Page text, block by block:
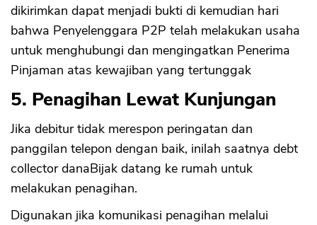
dikirimkan dapat menjadi bukti di kemudian hari
bahwa Penyelenggara P2P telah melakukan usaha
untuk menghubungi dan mengingatkan Penerima
Pinjaman atas kewajiban yang tertunggak
5. Penagihan Lewat Kunjungan
Jika debitur tidak merespon peringatan dan
panggilan telepon dengan baik, inilah saatnya debt
collector danaBijak datang ke rumah untuk
melakukan penagihan.
Digunakan jika komunikasi penagihan melalui